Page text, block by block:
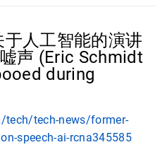
于人工智能的演讲
声 (Eric Schmidt
during
tech/tech-news/former-
speech-ai-rcna345585